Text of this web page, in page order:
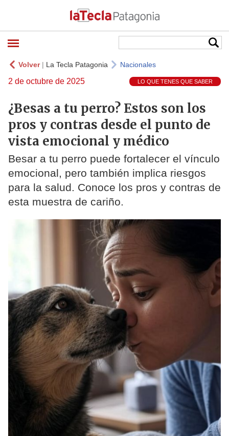
Volver| La Tecla Patagonia Nacionales
2 de octubre de 2025 LO QUE TENES QUE SABER
¿Besas a tu perro? Estos son los
pros y contras desde el punto de
vista emocional y médico
Besar a tu perro puede fortalecer el vínculo
emocional, pero también implica riesgos
para la salud. Conoce los pros y contras de
esta muestra de cariño.